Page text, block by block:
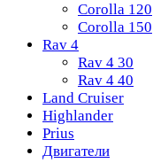
Corolla 120
Corolla 150
Rav 4
Rav 4 30
Rav 4 40
Land Cruiser
Highlander
Prius
Двигатели